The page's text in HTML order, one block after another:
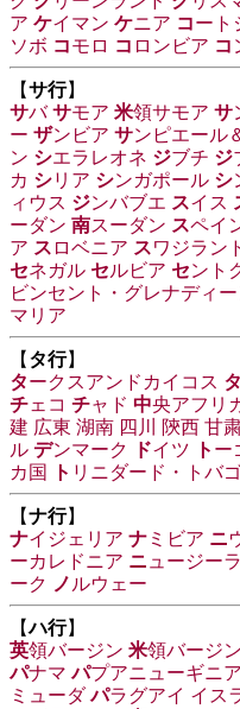
ア ケイマン ケニア コート
ソボ コモロ コ ロンビア コ
【サ行】
サバ サモア 米領サモア サ
ー ザンビア サンピエール
ン シエラレオネ ジブチ ジ
カ シリア シンガポール シ
ィウス ジンバブエ スイス
ーダン 南スーダン スペイ
ア ス ロベニア スワジラン
セネガル セルビア セント
ビンセント・グレナディ
マリア
【 タ行】
タークスアンドカイコス タ
チェコ チャド 中央アフリ
建 広東 湖南 四川 陝西 甘
ル デンマーク ドイツ ト ー
カ国
ト リニダード・トバ
【ナ行】
ナイジェリア ナ ミビア ニ
ーカレドニア ニ ュージー
ーク ノ ルウェー
【ハ行】
英領バージン 米領バージン
パナマ パプアニューギニア
ミューダ パラグアイ イス